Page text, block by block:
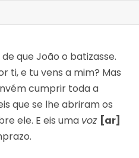
que João o batizasse.
ti, e tu vens a mim? Mas
cumprir toda a
que se lhe abriram os
ele. E eis uma voz [ar]